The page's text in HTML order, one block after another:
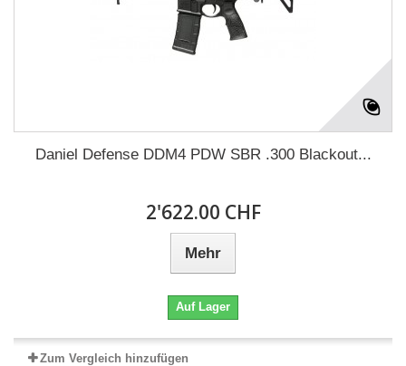
Daniel Defense DDM4 PDW SBR .300 Blackout...
2'622.00 CHF
Mehr
Auf Lager
Zum Vergleich hinzufügen